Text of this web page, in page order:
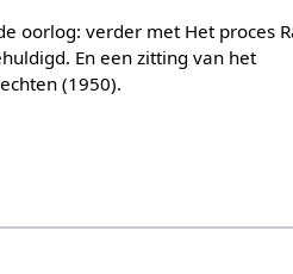
oorlog: verder met Het proces
En een zitting van het
(1950).